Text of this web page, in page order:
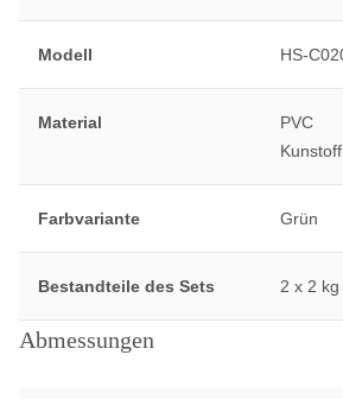
Modell HS-
Material
PVC
Kunstoff
Farbvariante Grün
Bestandteile des Sets 2 x 2 kg
Abmessungen